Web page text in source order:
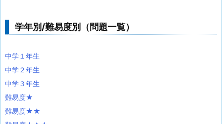
学年別/難易度別（問題一覧）
中学１年生
中学２年生
中学３年生
難易度★
難易度★★